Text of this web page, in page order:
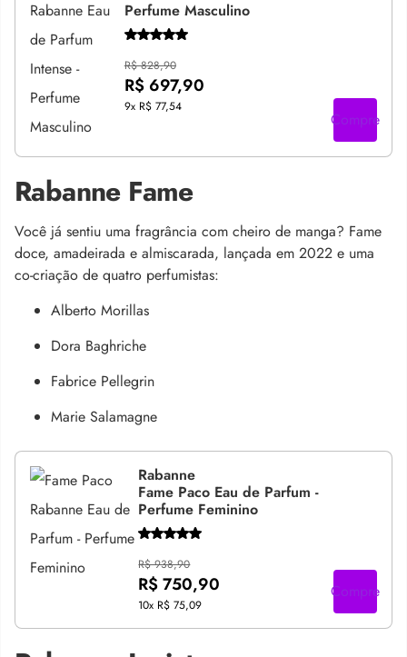
Perfume Masculino
R$ 828,90
R$ 697,90
9x R$ 77,54
Compre
Rabanne Fame
Você já sentiu uma fragrância com cheiro de manga? Fame
doce, amadeirada e almiscarada, lançada em 2022 e uma
co-criação de quatro perfumistas:
Alberto Morillas
Dora Baghriche
Fabrice Pellegrin
Marie Salamagne
Rabanne
Fame Paco Eau de Parfum -
Perfume Feminino
R$ 938,90
R$ 750,90
10x R$ 75,09
Compre